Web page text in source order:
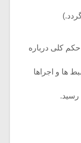
کلی درباره
ها و اجراها
رسید.